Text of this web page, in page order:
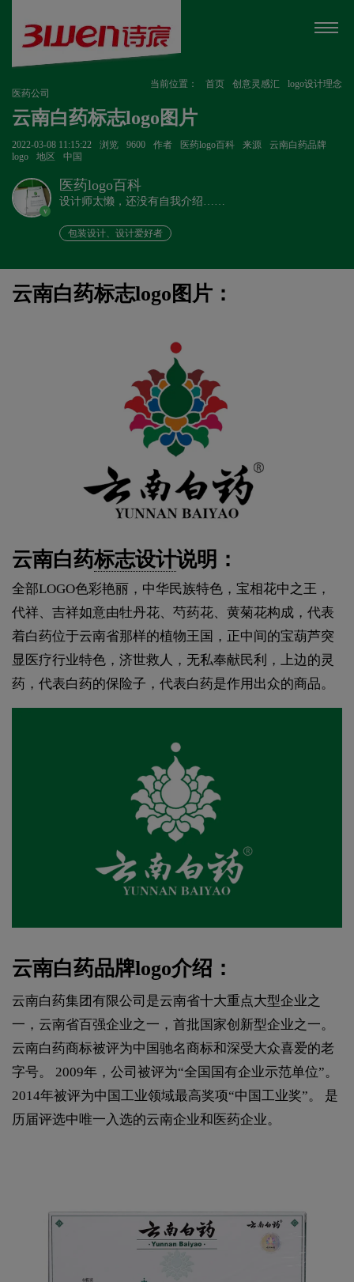
当前位置： 首页 创意灵感汇
logo设计理念
医药公司
云南白药标志logo图片
2022-03-08 11:15:22 浏览 9600 作者 医药logo百科 来源
云南白药品牌
logo
地区 中国
v
医药logo百科
设计师太懒，还没有自我介绍……
包装设计、设计爱好者
云南白药标志logo图片：
云南白药标志设计说明：
全部LOGO色彩艳丽，中华民族特色，宝相花中之王，
代祥、吉祥如意由牡丹花、芍药花、黄菊花构成，代表
着白药位于云南省那样的植物王国，正中间的宝葫芦突
显医疗行业特色，济世救人，无私奉献民利，上边的灵
药，代表白药的保险子，代表白药是作用出众的商品。
云南白药品牌logo介绍：
云南白药集团有限公司是云南省十大重点大型企业之
一，云南省百强企业之一，首批国家创新型企业之一。
云南白药商标被评为中国驰名商标和深受大众喜爱的老
字号。 2009年，公司被评为“全国国有企业示范单位”。
2014年被评为中国工业领域最高奖项“中国工业奖”。 是
历届评选中唯一入选的云南企业和医药企业。